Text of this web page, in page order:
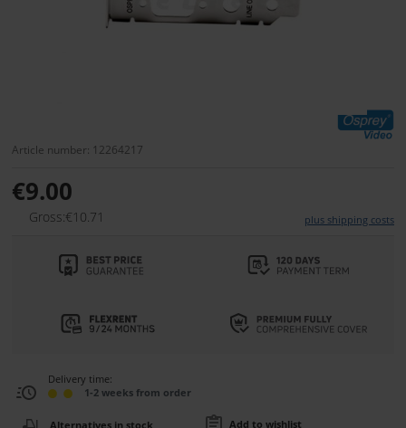
Article number: 12264217
€9.00
Gross:€10.71 plus shipping costs
Delivery time:
1-2 weeks from order
Alternatives in stock Add to wishlist